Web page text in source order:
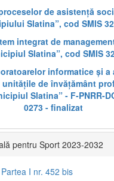
de asistență
Slatina”, cod SMIS
integrat de
Slatina”, cod SMIS
informatice și a
de învățământ
Slatina” - F-PNRR-
0273 - finalizat
pentru Sport 2023-2032
I nr. 452 bis